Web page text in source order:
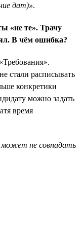
дат)».
«не те». Трачу
В чём ошибка?
стали расписывать
конкретики
можно задать
время
может не совпадать